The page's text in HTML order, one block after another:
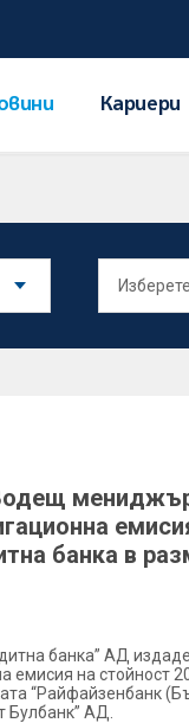
Кариери
банка в
банка” АД
емисия на стойност
“Райфайзенбанк
АД.